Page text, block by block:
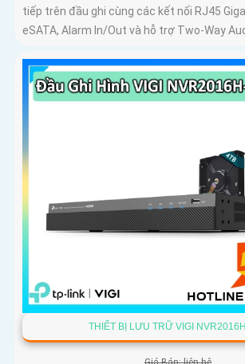
tiếp trên đầu ghi cùng các kết nối RJ45
eSATA, Alarm In/Out và hỗ trợ Two-Way
THIẾT BỊ LƯU TRỮ VIGI